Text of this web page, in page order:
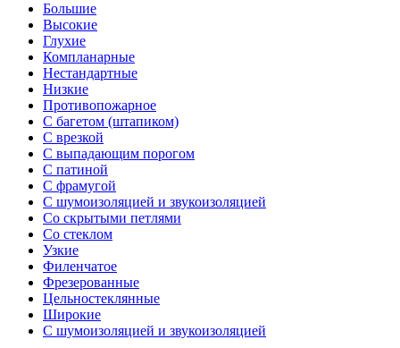
Большие
Высокие
Глухие
Компланарные
Нестандартные
Низкие
Противопожарное
С багетом (штапиком)
С врезкой
С выпадающим порогом
С патиной
С фрамугой
С шумоизоляцией и звукоизоляцией
Со скрытыми петлями
Со стеклом
Узкие
Филенчатое
Фрезерованные
Цельностеклянные
Широкие
С шумоизоляцией и звукоизоляцией